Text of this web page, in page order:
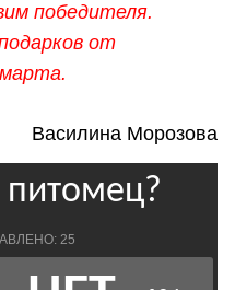
победителя.
от
Василина Морозова